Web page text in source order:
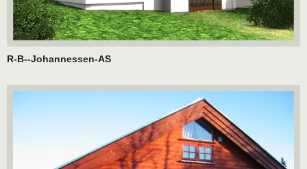
R-B--Johannessen-AS